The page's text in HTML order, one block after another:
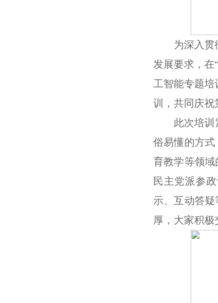
为深入贯
发展要求，在
工智能专题
训，共同庆祝
此次培
俗易懂的方
育教学等领
民主党派参
示、互动答
厚，大家积